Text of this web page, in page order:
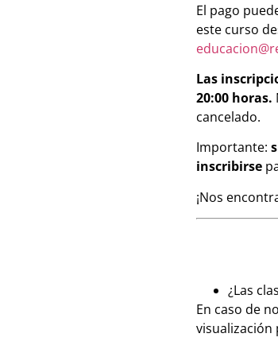
El pago
este curso
Las
20:00 horas.
cancelado.
Importante:
inscribirse
¡Nos
¿Las
En caso de
visualización